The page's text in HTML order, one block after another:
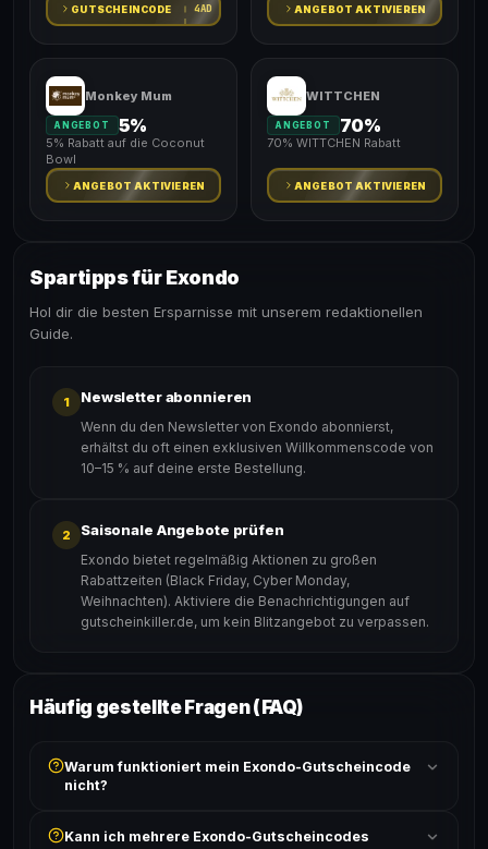
GUTSCHEINCODE 4AD ANGEBOT AKTIVIEREN
Monkey Mum
ANGEBOT 5%
5% Rabatt auf die Coconut
Bowl
ANGEBOT AKTIVIEREN
WITTCHEN
ANGEBOT 70%
70% WITTCHEN Rabatt
ANGEBOT AKTIVIEREN
Spartipps für Exondo
Hol dir die besten Ersparnisse mit unserem redaktionellen
Guide.
1 Newsletter abonnieren
Wenn du den Newsletter von Exondo abonnierst,
erhältst du oft einen exklusiven Willkommenscode von
10–15 % auf deine erste Bestellung.
2 Saisonale Angebote prüfen
Exondo bietet regelmäßig Aktionen zu großen
Rabattzeiten (Black Friday, Cyber Monday,
Weihnachten). Aktiviere die Benachrichtigungen auf
gutscheinkiller.de, um kein Blitzangebot zu verpassen.
Häufig gestellte Fragen (FAQ)
Warum funktioniert mein Exondo-Gutscheincode
nicht?
ist und ob der Code nicht für bereits reduzierte Artikel
Kann ich mehrere Exondo-Gutscheincodes